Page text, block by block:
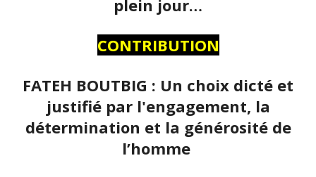
plein jour…
CONTRIBUTION
FATEH BOUTBIG : Un choix dicté et
justifié par l'engagement, la
détermination et la générosité de
l’homme